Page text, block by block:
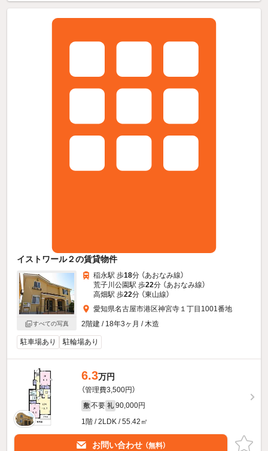
イストワール２の賃貸物件
すべての写真
稲永駅 歩18分 （あおなみ線）
荒子川公園駅 歩22分 （あおなみ線）
高畑駅 歩22分 （東山線）
愛知県名古屋市港区神宮寺１丁目1001番地
2階建 / 18年3ヶ月 / 木造
駐車場あり 駐輪場あり
6.3万円
（管理費3,500円）
敷 不要 礼 90,000円
1階 / 2LDK / 55.42㎡
お問い合わせ （無料）